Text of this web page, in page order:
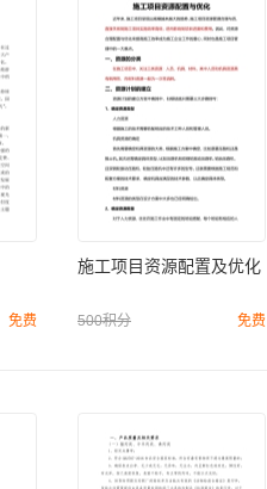
免费
施工项目资源配置及优化
免费
500积分